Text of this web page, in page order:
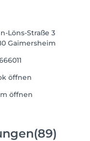
Löns-Straße 3
Gaimersheim
öffnen
öffnen
(89)